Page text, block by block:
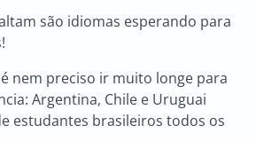
são idiomas esperando para
nem preciso ir muito longe para
Argentina, Chile e Uruguai
estudantes brasileiros todos os